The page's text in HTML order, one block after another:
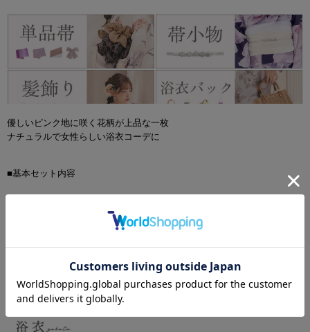
優しいピンク地に咲く花柄が上品な一枚
ナチュラルで女性らしい浴衣コーデに
■基本セット内容
■サイズ詳細